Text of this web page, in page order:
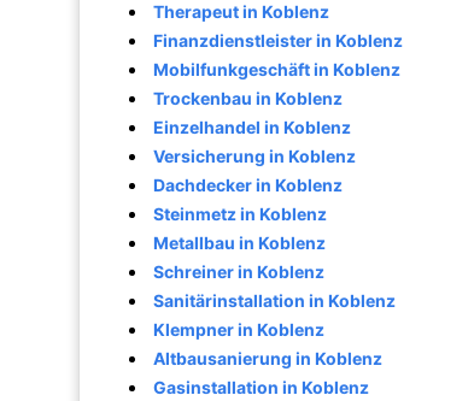
Therapeut in Koblenz
Finanzdienstleister in Koblenz
Mobilfunkgeschäft in Koblenz
Trockenbau in Koblenz
Einzelhandel in Koblenz
Versicherung in Koblenz
Dachdecker in Koblenz
Steinmetz in Koblenz
Metallbau in Koblenz
Schreiner in Koblenz
Sanitärinstallation in Koblenz
Klempner in Koblenz
Altbausanierung in Koblenz
Gasinstallation in Koblenz